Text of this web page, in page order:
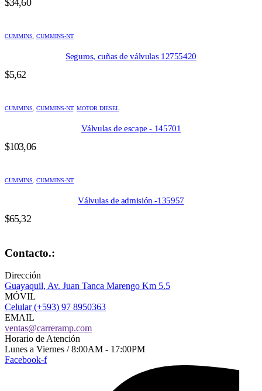
CUMMINS CUMMINS-NT
Seguros, cuñas de válvulas 12755420
$5,62
CUMMINS CUMMINS-NT, MOTOR DIESEL
Válvulas de escape - 145701
$103,06
CUMMINS CUMMINS-NT
Válvulas de admisión -135957
$65,32
Contacto.:
Dirección
Guayaquil, Av. Juan Tanca Marengo Km 5.5
MÓVIL
Celular (+593) 97 8950363
EMAIL
ventas@carreramp.com
Horario de Atención
Lunes a Viernes / 8:00AM - 17:00PM
Facebook-f